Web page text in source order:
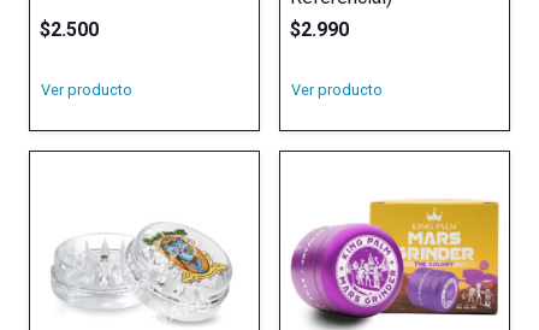
$2.500
Ver producto
$2.990
Ver producto